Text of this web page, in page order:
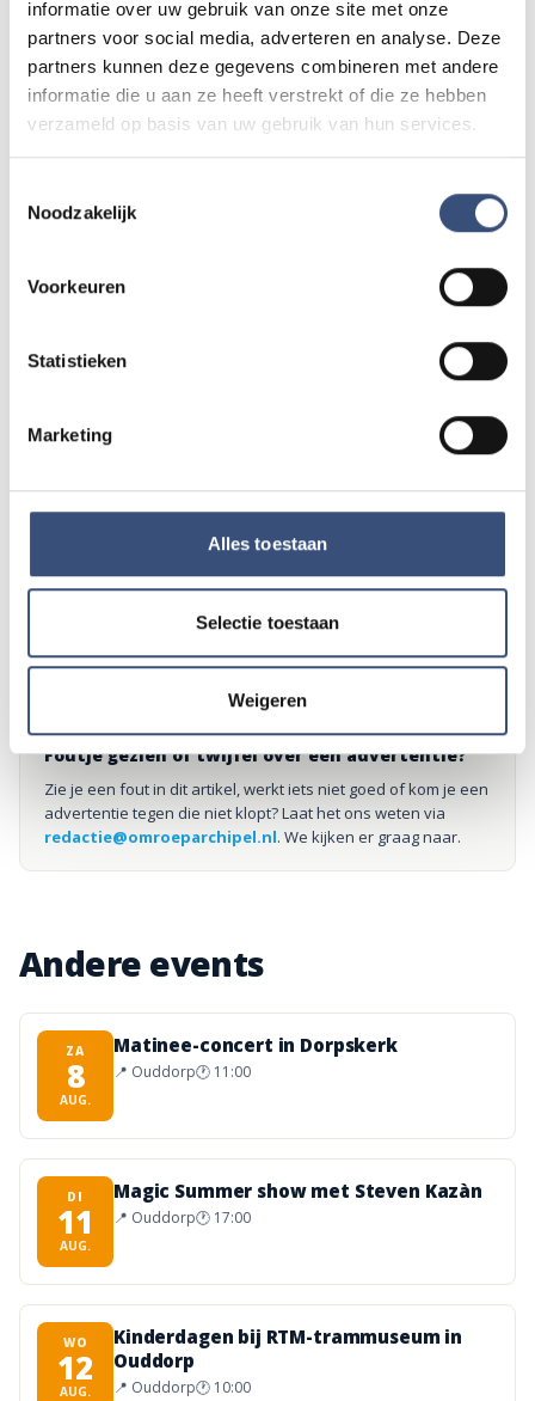
informatie over uw gebruik van onze site met onze
partners voor social media, adverteren en analyse. Deze
partners kunnen deze gegevens combineren met andere
informatie die u aan ze heeft verstrekt of die ze hebben
verzameld op basis van uw gebruik van hun services.
Noodzakelijk
Voorkeuren
Statistieken
Marketing
Alles toestaan
Selectie toestaan
Weigeren
het evenement en de kaartverkoop kunt u terecht op
www.soroptimist.nl/goeree-overflakkee.
LOCATIE
Tip de redactie
verhaal, een opmerkelijk bericht, iets dat speelt in de buurt
of als je politie of andere hulpdiensten ergens ziet: laat
Mail naar redactie@omroeparchipel.nl
0187-609512
📞 Bel naar 0187-682630
Foutje gezien of twijfel over een advertentie?
Zie je een fout in dit artikel, werkt iets niet goed of kom je een
advertentie tegen die niet klopt? Laat het ons weten via
redactie@omroeparchipel.nl. We kijken er graag naar.
Andere events
ZA
8
AUG.
Matinee-concert in Dorpskerk
📍 Ouddorp🕐 11:00
DI
11
AUG.
Magic Summer show met Steven Kazàn
📍 Ouddorp🕐 17:00
WO
12
AUG.
Kinderdagen bij RTM-trammuseum in
Ouddorp
📍 Ouddorp🕐 10:00